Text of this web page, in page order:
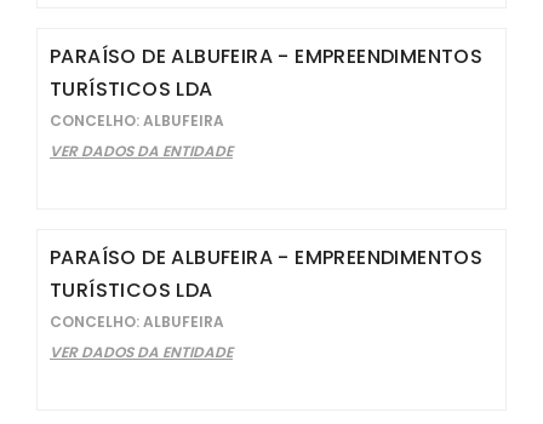
PARAÍSO DE ALBUFEIRA - EMPREENDIMENTOS
TURÍSTICOS LDA
CONCELHO: ALBUFEIRA
VER DADOS DA ENTIDADE
PARAÍSO DE ALBUFEIRA - EMPREENDIMENTOS
TURÍSTICOS LDA
CONCELHO: ALBUFEIRA
VER DADOS DA ENTIDADE